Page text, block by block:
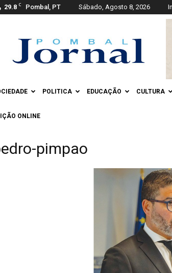
29.8 C Pombal, PT Sábado, Agosto 8, 2026
Jornal
POLITICA EDUCAÇÃO CULTURA
ONLINE
pimpao